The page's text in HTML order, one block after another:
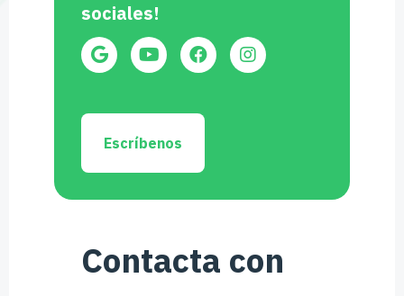
sociales!
Escríbenos
Contacta con